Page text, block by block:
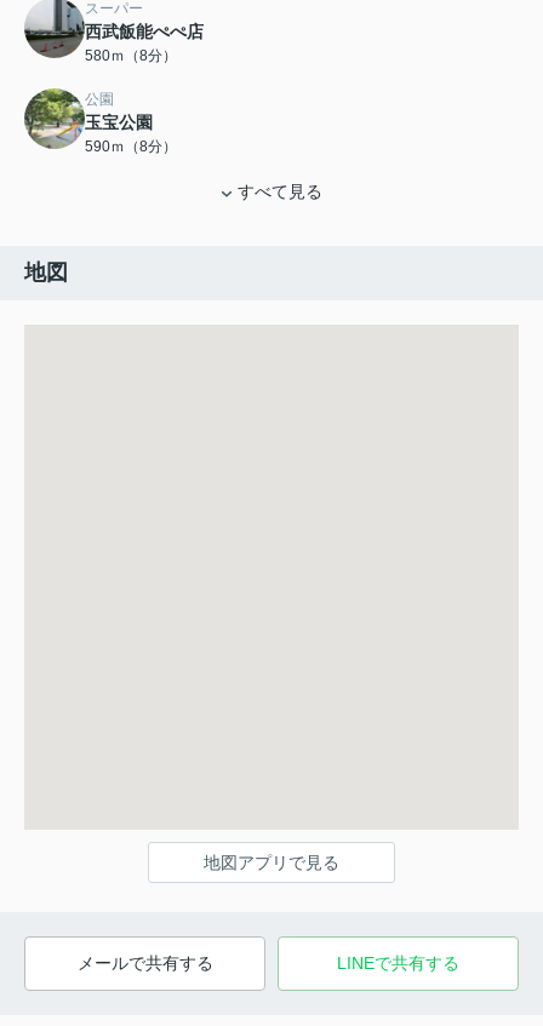
スーパー
西武飯能ぺぺ店
580ｍ（8分）
公園
玉宝公園
590ｍ（8分）
すべて見る
地図
地図アプリで見る
メールで共有する LINEで共有する